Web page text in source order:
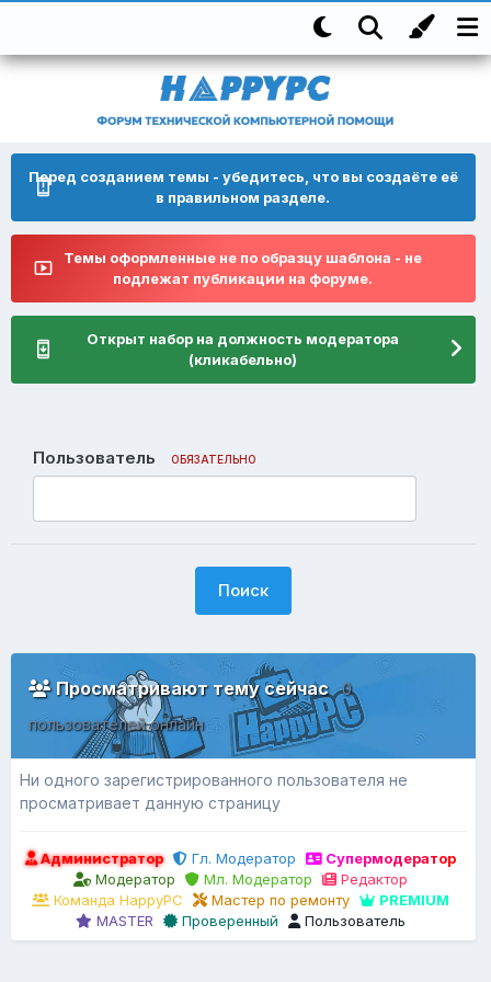
Перед созданием темы - убедитесь, что вы создаёте её
в правильном разделе.
Темы оформленные не по образцу шаблона - не
подлежат публикации на форуме.
Открыт набор на должность модератора
(кликабельно)
Пользователь ОБЯЗАТЕЛЬНО
Поиск
Просматривают тему сейчас0
пользователей онлайн
Ни одного зарегистрированного пользователя не
просматривает данную страницу
Администратор Гл. Модератор
Супермодератор
Модератор
Мл. Модератор
Редактор
Команда HappyPC
Мастер по ремонту
PREMIUM
MASTER
Проверенный Пользователь